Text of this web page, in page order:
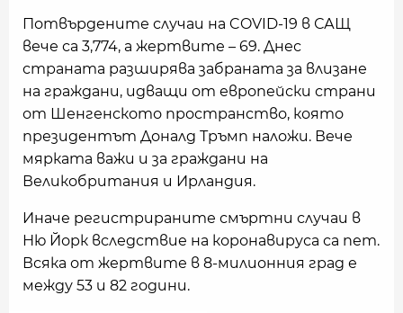
Потвърдените случаи на COVID-19 в САЩ
вече са 3,774, а жертвите – 69. Днес
страната разширява забраната за влизане
на граждани, идващи от европейски страни
от Шенгенското пространство, която
президентът Доналд Тръмп наложи. Вече
мярката важи и за граждани на
Великобритания и Ирландия.
Иначе регистрираните смъртни случаи в
Ню Йорк вследствие на коронавируса са пет.
Всяка от жертвите в 8-милионния град е
между 53 и 82 години.